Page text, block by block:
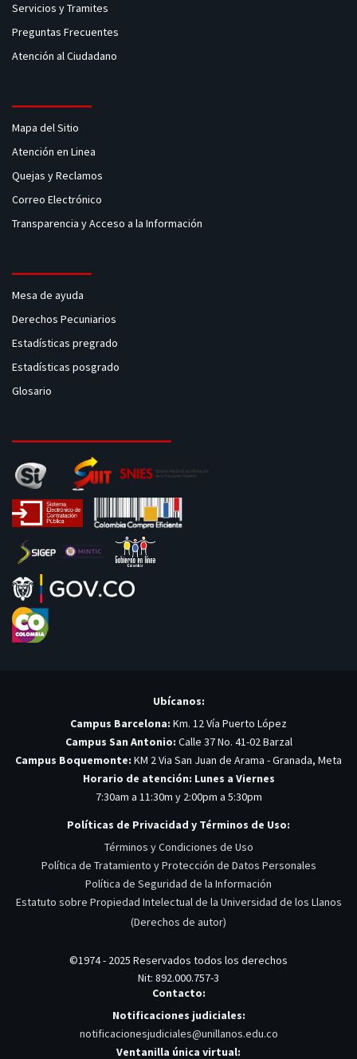
Servicios y Tramites
Preguntas Frecuentes
Atención al Ciudadano
Mapa del Sitio
Atención en Linea
Quejas y Reclamos
Correo Electrónico
Transparencia y Acceso a la Información
Mesa de ayuda
Derechos Pecuniarios
Estadísticas pregrado
Estadísticas posgrado
Glosario
Ubícanos:
Campus Barcelona: Km. 12 Vía Puerto López
Campus San Antonio: Calle 37 No. 41-02 Barzal
Campus Boquemonte: KM 2 Via San Juan de Arama - Granada, Meta
Horario de atención: Lunes a Viernes
7:30am a 11:30m y 2:00pm a 5:30pm
Políticas de Privacidad y Términos de Uso:
Términos y Condiciones de Uso
Política de Tratamiento y Protección de Datos Personales
Política de Seguridad de la Información
Estatuto sobre Propiedad Intelectual de la Universidad de los Llanos
(Derechos de autor)
©1974 - 2025 Reservados todos los derechos
Nit: 892.000.757-3
Contacto:
Notificaciones judiciales:
notificacionesjudiciales@unillanos.edu.co
Ventanilla única virtual: